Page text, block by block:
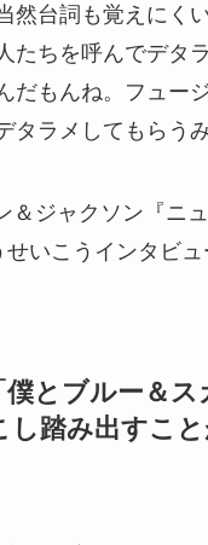
然台詞も覚えにく
たちを呼んでデタ
だもんね。フュー
タラメしてもらう
僕とブルー＆ス
し踏み出すこ